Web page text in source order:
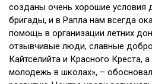
созданы очень хорошие условия
бригады, и в Рапла нам всегда
помощь в организации летних
отзывчивые люди, славные
Кайтселийта и Красного Креста,
молодежь в школах», –